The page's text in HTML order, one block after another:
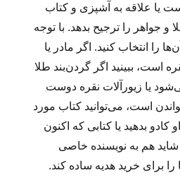
یا علاقه به آشپزی و کتاب
و جواهر را ترجیح بدهد. با توجه
انتخاب کنید. اگر مادر یا
است، ببینید اگر گردن‌بند طلا
یا زیورآلات نقره دوست
است، می‌توانید کتاب مورد
بدهید یا کتابی که اکنون
شاید هم به نویسنده خاصی
برای خرید هدیه ساده کند.